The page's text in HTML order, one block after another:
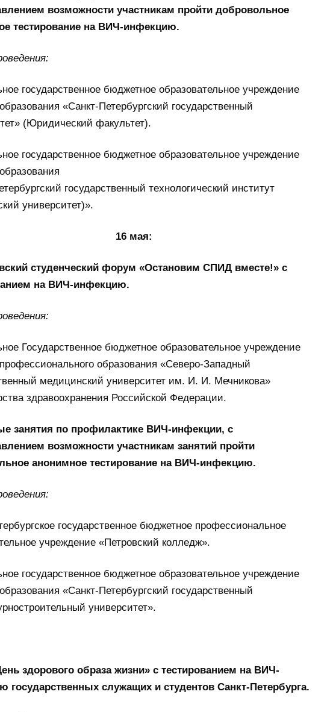
возможности участникам пройти добровольное
тестирование на ВИЧ-инфекцию.
государственное бюджетное образовательное учреждение
«Санкт-Петербургский государственный
(Юридический факультет).
государственное бюджетное образовательное учреждение
государственный технологический институт
университет)».
16 мая:
студенческий форум «Остановим СПИД вместе!» с
на ВИЧ-инфекцию.
Государственное бюджетное образовательное учреждение
образования «Северо-Западный
медицинский университет им. И. И. Мечникова»
здравоохранения Российской Федерации.
занятия по профилактике ВИЧ-инфекции, с
возможности участникам занятий пройти
анонимное тестирование на ВИЧ-инфекцию.
государственное бюджетное профессиональное
учреждение «Петровский колледж».
государственное бюджетное образовательное учреждение
«Санкт-Петербургский государственный
университет».
здорового образа жизни» с тестированием на ВИЧ-
государственных служащих и студентов Санкт-Петербурга.